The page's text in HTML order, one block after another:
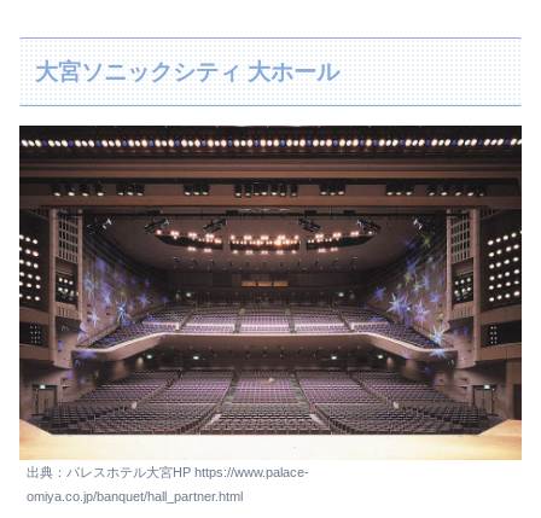
大宮ソニックシティ 大ホール
出典：パレスホテル大宮HP https://www.palace-
omiya.co.jp/banquet/hall_partner.html